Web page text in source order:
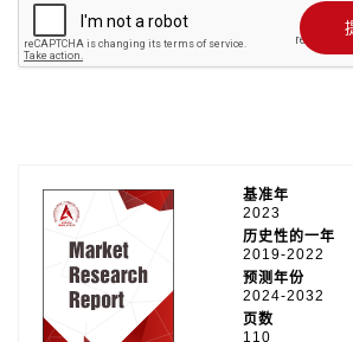
基准年
2023
历史性的一年
2019-2022
预测年份
2024-2032
页数
110